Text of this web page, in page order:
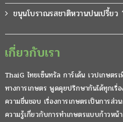
ขนุนโบราณรสชาติหวานปนเปรี้ยว
เกี่ยวกับเรา
ThaiG ไทยเซ็นทรัล การ์เด้น เวปเกษต
ทางการเกษตร พูดคุยปรึกษากันได้ทุกเรื่
ความชื่นชอบ เรื่องการเกษตรเป็นการส่
ความรู้เกี่ยวกับการทำเกษตรแบบก้าวหน้